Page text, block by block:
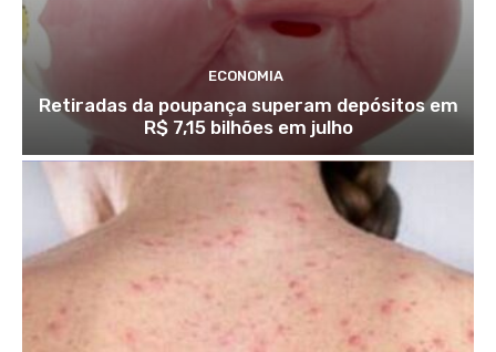
ECONOMIA
Retiradas da poupança superam depósitos em
R$ 7,15 bilhões em julho